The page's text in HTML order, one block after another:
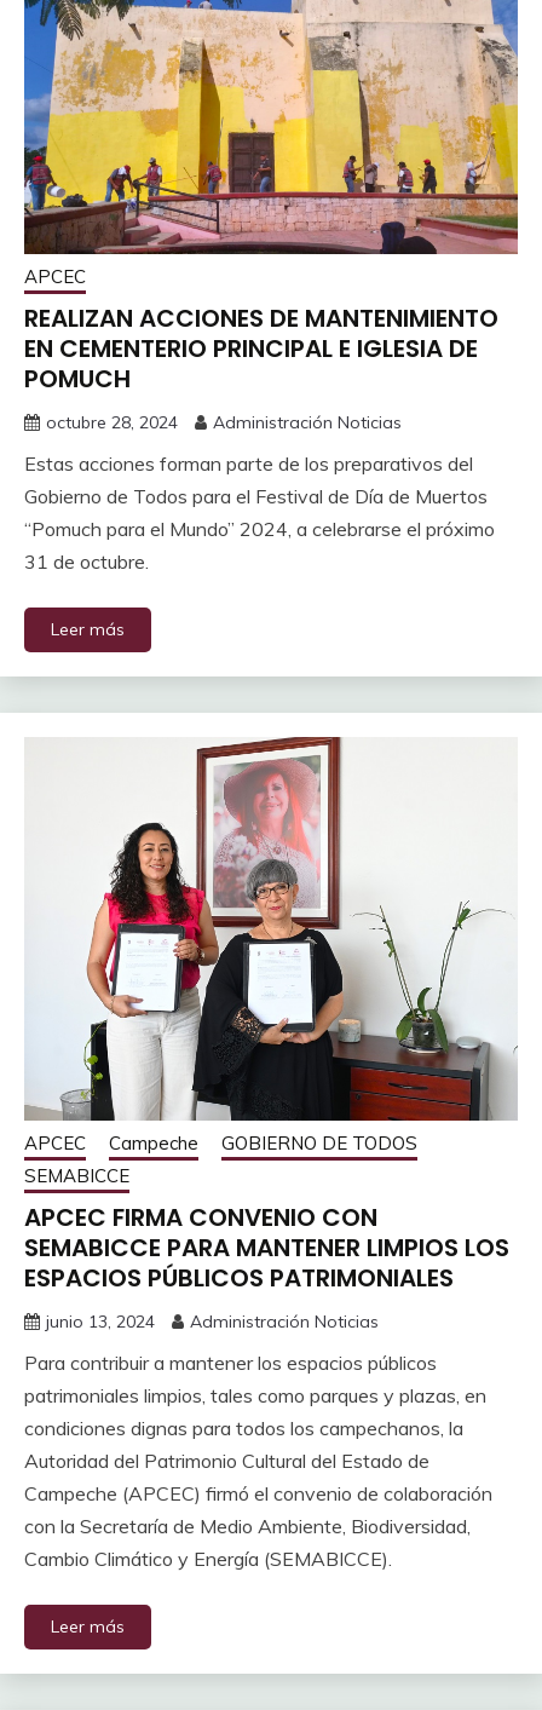
APCEC
REALIZAN ACCIONES DE MANTENIMIENTO
EN CEMENTERIO PRINCIPAL E IGLESIA DE
POMUCH
octubre 28, 2024 Administración Noticias
Estas acciones forman parte de los preparativos del
Gobierno de Todos para el Festival de Día de Muertos
“Pomuch para el Mundo” 2024, a celebrarse el próximo
31 de octubre.
Leer más
APCEC Campeche
GOBIERNO DE TODOS
SEMABICCE
APCEC FIRMA CONVENIO CON
SEMABICCE PARA MANTENER LIMPIOS LOS
ESPACIOS PÚBLICOS PATRIMONIALES
junio 13, 2024 Administración Noticias
Para contribuir a mantener los espacios públicos
patrimoniales limpios, tales como parques y plazas, en
condiciones dignas para todos los campechanos, la
Autoridad del Patrimonio Cultural del Estado de
Campeche (APCEC) firmó el convenio de colaboración
con la Secretaría de Medio Ambiente, Biodiversidad,
Cambio Climático y Energía (SEMABICCE).
Leer más